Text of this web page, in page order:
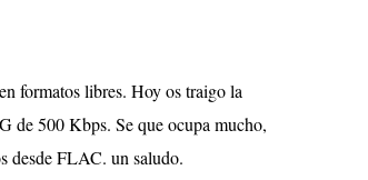
formatos libres. Hoy os traigo la
de 500 Kbps. Se que ocupa mucho,
desde FLAC. un saludo.